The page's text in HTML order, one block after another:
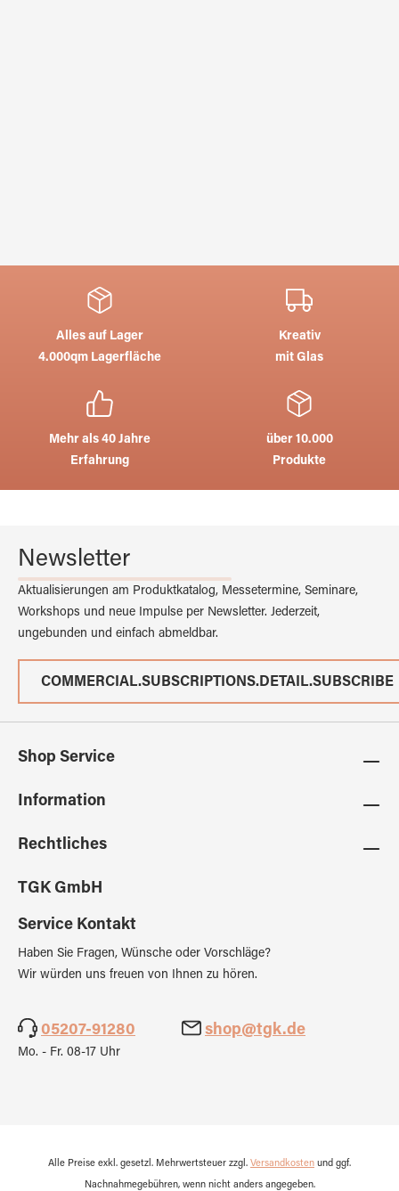
Alles auf Lager
4.000qm Lagerfläche
Kreativ
mit Glas
Mehr als 40 Jahre
Erfahrung
über 10.000
Produkte
Newsletter
Aktualisierungen am Produktkatalog, Messetermine, Seminare,
Workshops und neue Impulse per Newsletter. Jederzeit,
ungebunden und einfach abmeldbar.
COMMERCIAL.SUBSCRIPTIONS.DETAIL.SUBSCRIBE
Shop Service
Information
Rechtliches
TGK GmbH
Service Kontakt
Haben Sie Fragen, Wünsche oder Vorschläge?
Wir würden uns freuen von Ihnen zu hören.
05207-91280 shop@tgk.de
Mo. - Fr. 08-17 Uhr
Alle Preise exkl. gesetzl. Mehrwertsteuer zzgl. Versandkosten und ggf.
Nachnahmegebühren, wenn nicht anders angegeben.